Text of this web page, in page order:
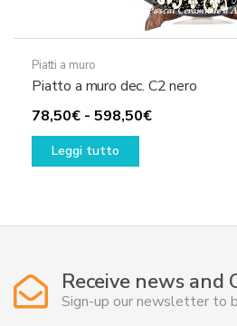
Piatti a muro
Piatto a muro dec. C2 nero
78,50€ - 598,50€Fascia
a
Leggi tutto
Receive news and
Sign-up our newsletter to